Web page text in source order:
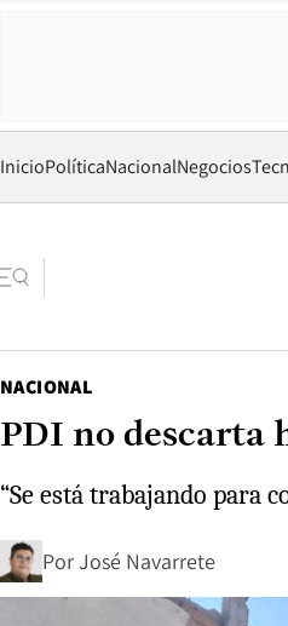
InicioPolíticaNacionalNegocios
NACIONAL
PDI no descarta
“Se está trabajando para
PorJosé Navarrete